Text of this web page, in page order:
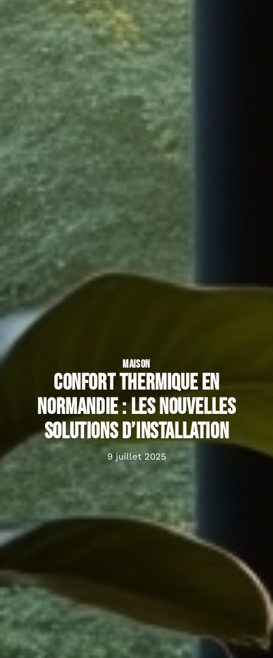
MAISON
Confort thermique en
Normandie : les nouvelles
solutions d’installation
9 juillet 2025